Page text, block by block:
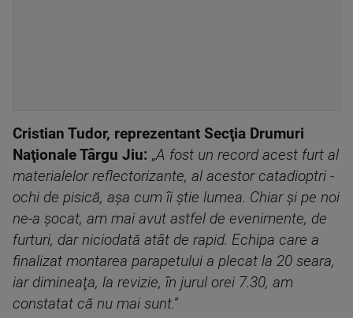
Cristian Tudor, reprezentant Secţia Drumuri
Naţionale Târgu Jiu: „A fost un record acest furt al
materialelor reflectorizante, al acestor catadioptri -
ochi de pisică, aşa cum îi ştie lumea. Chiar şi pe noi
ne-a şocat, am mai avut astfel de evenimente, de
furturi, dar niciodată atât de rapid. Echipa care a
finalizat montarea parapetului a plecat la 20 seara,
iar dimineaţa, la revizie, în jurul orei 7.30, am
constatat că nu mai sunt.”